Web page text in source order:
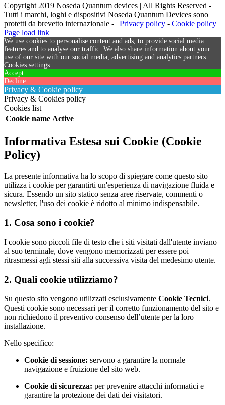
Copyright 2019 Noseda Quantum devices | All Rights Reserved -
Tutti i marchi, loghi e dispositivi Noseda Quantum Devices sono
protetti da brevetto internazionale - | Privacy policy - Cookie policy
Page load link
We use cookies to personalise content and ads, to provide social media
features and to analyse our traffic. We also share information about your
use of our site with our social media, advertising and analytics partners.
Cookies settings
Accept
Decline
Privacy & Cookie policy
Privacy & Cookies policy
Cookies list
Cookie name Active
Informativa Estesa sui Cookie (Cookie
Policy)
La presente informativa ha lo scopo di spiegare come questo sito
utilizza i cookie per garantirti un'esperienza di navigazione fluida e
sicura. Essendo un sito statico senza aree riservate, commenti o
newsletter, l'uso dei cookie è ridotto al minimo indispensabile.
1. Cosa sono i cookie?
I cookie sono piccoli file di testo che i siti visitati dall'utente inviano
al suo terminale, dove vengono memorizzati per essere poi
ritrasmessi agli stessi siti alla successiva visita del medesimo utente.
2. Quali cookie utilizziamo?
Su questo sito vengono utilizzati esclusivamente Cookie Tecnici.
Questi cookie sono necessari per il corretto funzionamento del sito e
non richiedono il preventivo consenso dell’utente per la loro
installazione.
Nello specifico:
Cookie di sessione: servono a garantire la normale
navigazione e fruizione del sito web.
Cookie di sicurezza: per prevenire attacchi informatici e
garantire la protezione dei dati dei visitatori.